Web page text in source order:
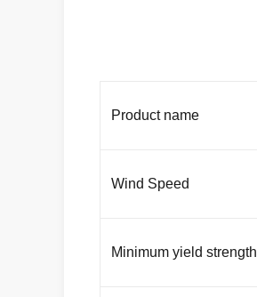
Product name
Wind Speed
Minimum yield strength